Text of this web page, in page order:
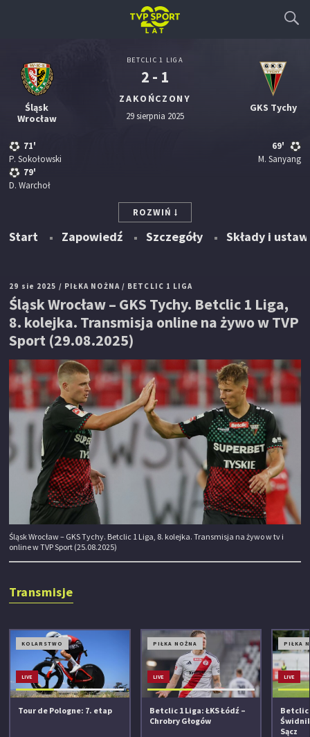
Śląsk
Wrocław
71'
P. Sokołowski
79'
D. Warchoł
BETCLIC 1 LIGA
2 - 1
ZAKOŃCZONY
29 sierpnia 2025
GKS Tychy
69'
M. Sanyang
ROZWIŃ
Start Zapowiedź Szczegóły Składy i
29 sie 2025 / PIŁKA NOŻNA/ BETCLIC 1 LIGA
Śląsk Wrocław – GKS Tychy. Betclic 1 Liga,
8. kolejka. Transmisja online na żywo w TVP
Sport (29.08.2025)
Śląsk Wrocław – GKS Tychy. Betclic 1 Liga, 8. kolejka. Transmisja na żywo w tv i
online w TVP Sport (25.08.2025)
Transmisje
KOLARSTWO
LIVE
Tour de Pologne: 7. etap
PIŁKA NOŻNA
LIVE
Betclic 1 Liga: ŁKS Łódź –
Chrobry Głogów
PIŁKA
LIVE
Betclic
Sącz